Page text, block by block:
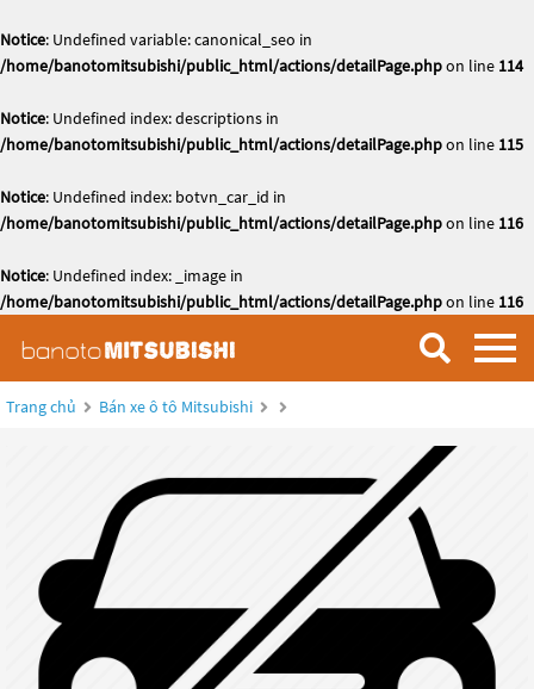
Notice: Undefined variable: canonical_seo in
/home/banotomitsubishi/public_html/actions/detailPage.phpon line 114
Notice: Undefined index: descriptions in
/home/banotomitsubishi/public_html/actions/detailPage.phpon line 115
Notice: Undefined index: botvn_car_id in
/home/banotomitsubishi/public_html/actions/detailPage.phpon line 116
Notice: Undefined index: _image in
/home/banotomitsubishi/public_html/actions/detailPage.phpon line 116
Trang chủ Bán xe ô tô Mitsubishi